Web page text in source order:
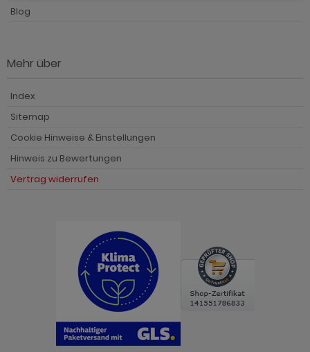
Blog
Mehr über
Index
Sitemap
Cookie Hinweise & Einstellungen
Hinweis zu Bewertungen
Vertrag widerrufen